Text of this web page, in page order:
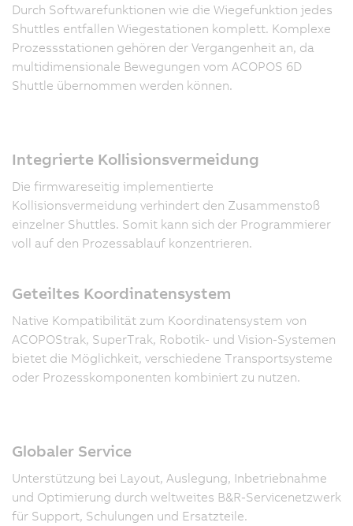
Durch Softwarefunktionen wie die Wiegefunktion jedes
Shuttles entfallen Wiegestationen komplett. Komplexe
Prozessstationen gehören der Vergangenheit an, da
multidimensionale Bewegungen vom ACOPOS 6D
Shuttle übernommen werden können.
Integrierte Kollisionsvermeidung
Die firmwareseitig implementierte
Kollisionsvermeidung verhindert den Zusammenstoß
einzelner Shuttles. Somit kann sich der Programmierer
voll auf den Prozessablauf konzentrieren.
Geteiltes Koordinatensystem
Native Kompatibilität zum Koordinatensystem von
ACOPOStrak, SuperTrak, Robotik- und Vision-Systemen
bietet die Möglichkeit, verschiedene Transportsysteme
oder Prozesskomponenten kombiniert zu nutzen.
Globaler Service
Unterstützung bei Layout, Auslegung, Inbetriebnahme
und Optimierung durch weltweites B&R-Servicenetzwerk
für Support, Schulungen und Ersatzteile.